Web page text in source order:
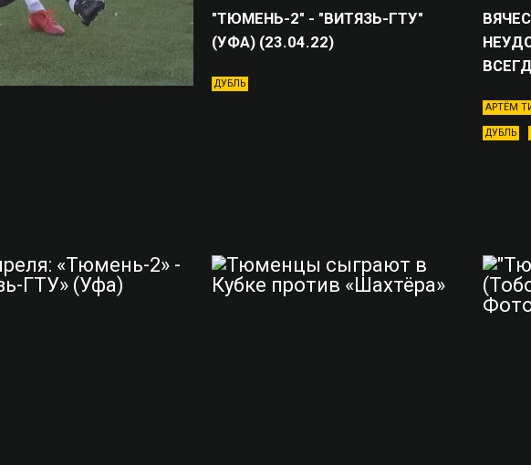
"ТЮМЕНЬ-2" - "ВИТЯЗЬ-ГТУ"
(УФА) (23.04.22)
ДУБЛЬ
АРТЁМ
ДУБЛЬ